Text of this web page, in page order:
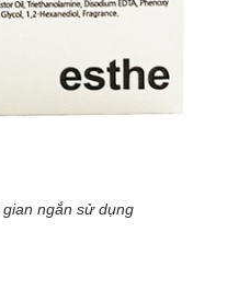
ngắn sử dụng